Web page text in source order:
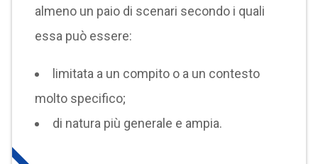
almeno un paio di scenari secondo i quali
essa può essere:
limitata a un compito o a un contesto
molto specifico;
di natura più generale e ampia.